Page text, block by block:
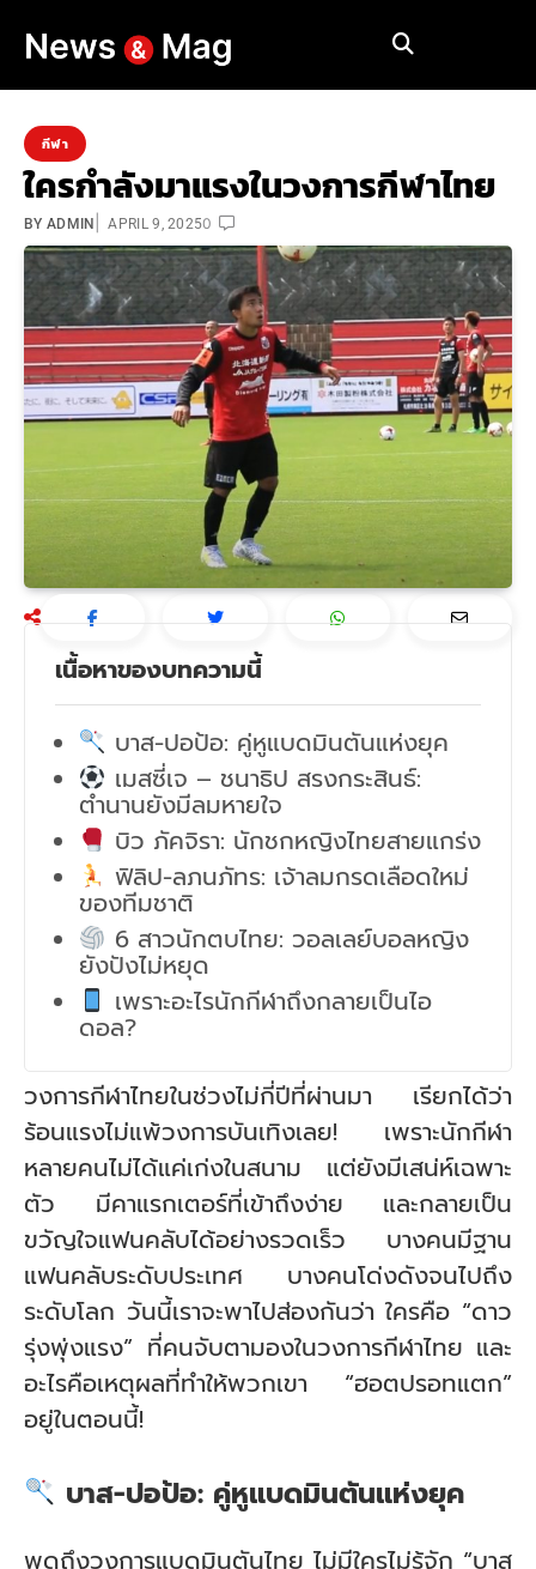
กีฬา
ใครกำลังมาแรงในวงการกีฬาไทย
BY ADMIN APRIL 9, 20250
เนื้อหาของบทความนี้
บาส-ปอป้อ: คู่หูแบดมินตันแห่งยุค
เมสซี่เจ – ชนาธิป สรงกระสินธ์:
ตำนานยังมีลมหายใจ
บิว ภัคจิรา: นักชกหญิงไทยสายแกร่ง
ฟิลิป-ลภนภัทร: เจ้าลมกรดเลือดใหม่
ของทีมชาติ
6 สาวนักตบไทย: วอลเลย์บอลหญิง
ยังปังไม่หยุด
เพราะอะไรนักกีฬาถึงกลายเป็นไอ
ดอล?
วงการกีฬาไทยในช่วงไม่กี่ปีที่ผ่านมา เรียกได้ว่า
ร้อนแรงไม่แพ้วงการบันเทิงเลย! เพราะนักกีฬา
หลายคนไม่ได้แค่เก่งในสนาม แต่ยังมีเสน่ห์เฉพาะ
ตัว มีคาแรกเตอร์ที่เข้าถึงง่าย และกลายเป็น
ขวัญใจแฟนคลับได้อย่างรวดเร็ว บางคนมีฐาน
แฟนคลับระดับประเทศ บางคนโด่งดังจนไปถึง
ระดับโลก วันนี้เราจะพาไปส่องกันว่า ใครคือ “ดาว
รุ่งพุ่งแรง” ที่คนจับตามองในวงการกีฬาไทย และ
อะไรคือเหตุผลที่ทำให้พวกเขา “ฮอตปรอทแตก”
อยู่ในตอนนี้!
บาส-ปอป้อ: คู่หูแบดมินตันแห่งยุค
พูดถึงวงการแบดมินตันไทย ไม่มีใครไม่รู้จัก “บาส